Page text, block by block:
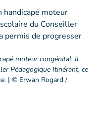
moteur congénital. Il
Pédagogique Itinérant, ce
| © Erwan Rogard /